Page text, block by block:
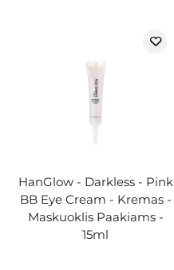
HanGlow - Darkless - Pink
BB Eye Cream - Kremas -
Maskuoklis Paakiams -
15ml